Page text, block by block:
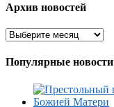
Архив новостей
Популярные новости